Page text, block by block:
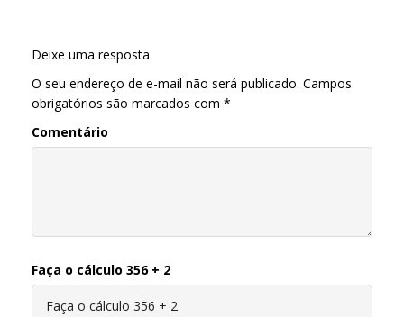
Deixe uma resposta
O seu endereço de e-mail não será publicado. Campos
obrigatórios são marcados com *
Comentário
Faça o cálculo 356 + 2